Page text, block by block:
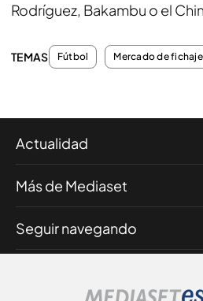
Rodríguez, Bakambu o el
TEMAS Fútbol Mercado de
Actualidad
Más de Mediaset
Seguir navegando